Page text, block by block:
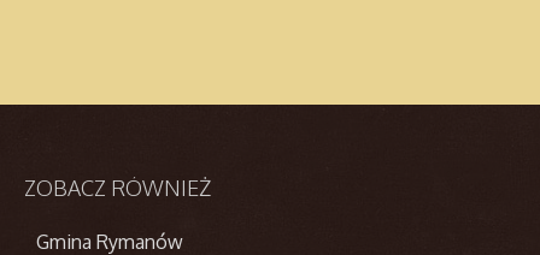
ZOBACZ RÓWNIEŻ
Gmina Rymanów